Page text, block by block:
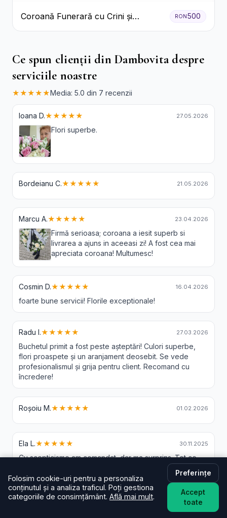
Coroană Funerară cu Crini și
Garoafe Albe
RON500
Ce spun clienții din Dambovita despre
serviciile noastre
★★★★★Media: 5.0 din 7 recenzii
Ioana D.★★★★★ 27.05.2026
Flori superbe.
Bordeianu C.★★★★★ 21.05.2026
Marcu A.★★★★★ 23.04.2026
Firmă serioasa; coroana a iesit superb si
livrarea a ajuns in aceeasi zi! A fost cea mai
apreciata coroana! Multumesc!
Cosmin D.★★★★★ 16.04.2026
foarte bune servicii! Florile exceptionale!
Radu I.★★★★★ 27.03.2026
Buchetul primit a fost peste așteptări! Culori superbe,
flori proaspete și un aranjament deosebit. Se vede
profesionalismul și grija pentru client. Recomand cu
încredere!
Roșoiu M.★★★★★ 01.02.2026
Ela L.★★★★★ 30.11.2025
Cu scepticisme am comandat, dar ma surprins. Tot ce
este promis, s a si intamplat. In cateva ore livrat si
buchetul este foarte frumos, mare si florile de calitate
buna
Folosim cookie-uri pentru a personaliza
conținutul și a analiza traficul. Poți gestiona
categoriile de consimțământ. Află mai mult.
Preferințe
Accept
toate